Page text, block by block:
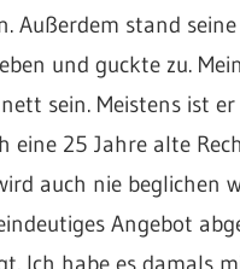
Außerdem stand
und guckte zu.
sein. Meistens ist
eine 25 Jahre alte
auch nie beglichen
Angebot
Ich habe es damals